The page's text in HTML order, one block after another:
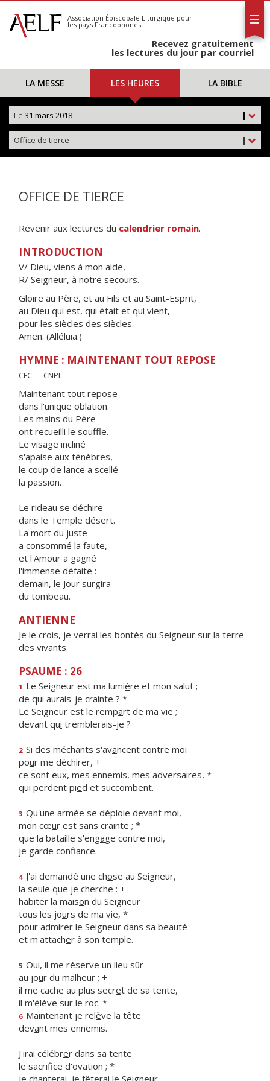
S'abonner
Calendrier
Association Épiscopale Liturgique pour
les pays Francophones
Recevez gratuitement
les lectures du jour par courriel
LA MESSE LES HEURES LA BIBLE
|
Le 31 mars 2018
|
Office de tierce
OFFICE DE TIERCE
Revenir aux lectures du calendrier romain.
INTRODUCTION
V/ Dieu, viens à mon aide,
R/ Seigneur, à notre secours.
Gloire au Père, et au Fils et au Saint-Esprit,
au Dieu qui est, qui était et qui vient,
pour les siècles des siècles.
Amen. (Alléluia.)
HYMNE : MAINTENANT TOUT REPOSE
CFC — CNPL
Maintenant tout repose
dans l'unique oblation.
Les mains du Père
ont recueilli le souffle.
Le visage incliné
s'apaise aux ténèbres,
le coup de lance a scellé
la passion.
Le rideau se déchire
dans le Temple désert.
La mort du juste
a consommé la faute,
et l'Amour a gagné
l'immense défaite :
demain, le Jour surgira
du tombeau.
ANTIENNE
Je le crois, je verrai les bontés du Seigneur sur la terre
des vivants.
PSAUME : 26
1 Le Seigneur est ma lumière et mon salut ;
de qui aurais-je crainte ? *
Le Seigneur est le rempart de ma vie ;
devant qui tremblerais-je ?
2 Si des méchants s'avancent contre moi
pour me déchirer, +
ce sont eux, mes ennemis, mes adversaires, *
qui perdent pied et succombent.
3 Qu'une armée se déploie devant moi,
mon cœur est sans crainte ; *
que la bataille s'engage contre moi,
je garde confiance.
4 J'ai demandé une chose au Seigneur,
la seule que je cherche : +
habiter la maison du Seigneur
tous les jours de ma vie, *
pour admirer le Seigneur dans sa beauté
et m'attacher à son temple.
5 Oui, il me réserve un lieu sûr
au jour du malheur ; +
il me cache au plus secret de sa tente,
il m'élève sur le roc. *
6 Maintenant je relève la tête
devant mes ennemis.
J'irai célébrer dans sa tente
le sacrifce d'ovation ; *
je chanterai, je fêterai le Seigneur.